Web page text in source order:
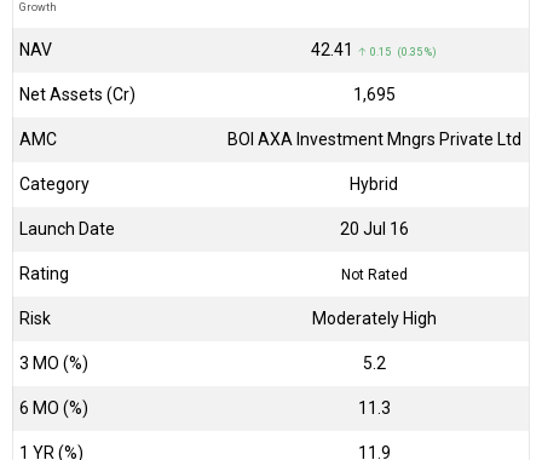
Growth
NAV ₹42.41 ↑ 0.15 (0.35 %)
Net Assets (Cr) ₹1,695
AMC BOI AXA Investment Mngrs Private Ltd
Category Hybrid
Launch Date 20 Jul 16
Rating Not Rated
Risk Moderately High
3 MO (%) 5.2
6 MO (%) 11.3
1 YR (%) 11.9